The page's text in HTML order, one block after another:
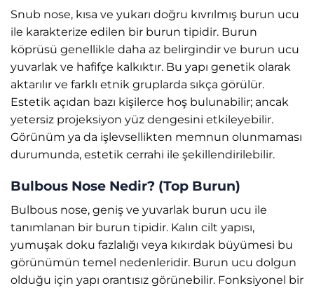
Snub nose, kısa ve yukarı doğru kıvrılmış burun ucu
ile karakterize edilen bir burun tipidir. Burun
köprüsü genellikle daha az belirgindir ve burun ucu
yuvarlak ve hafifçe kalkıktır. Bu yapı genetik olarak
aktarılır ve farklı etnik gruplarda sıkça görülür.
Estetik açıdan bazı kişilerce hoş bulunabilir; ancak
yetersiz projeksiyon yüz dengesini etkileyebilir.
Görünüm ya da işlevsellikten memnun olunmaması
durumunda, estetik cerrahi ile şekillendirilebilir.
Bulbous Nose Nedir? (Top Burun)
Bulbous nose, geniş ve yuvarlak burun ucu ile
tanımlanan bir burun tipidir. Kalın cilt yapısı,
yumuşak doku fazlalığı veya kıkırdak büyümesi bu
görünümün temel nedenleridir. Burun ucu dolgun
olduğu için yapı orantısız görünebilir. Fonksiyonel bir